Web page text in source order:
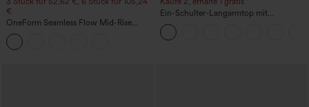
€
OneForm Seamless Flow Mid-Rise
Yoga-Leggings - mittelhoher Bund,
bauchformend und mit Po-Lifting-
Effekt
Ein-Schulter-Langarmtop mit
Daumenloch, geschwungener Saum
(High-Low), schnell trocknend – Yoga-
Sporttop mit integriertem BH